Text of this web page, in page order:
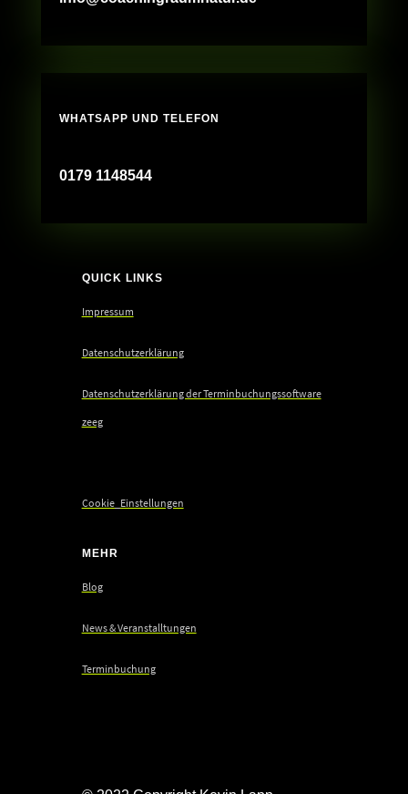
WHATSAPP UND TELEFON
0179 1148544
QUICK LINKS
Impressum
Datenschutzerklärung
Datenschutzerklärung der Terminbuchungssoftware
zeeg
Cookie_Einstellungen
MEHR
Blog
News & Veranstalltungen
Terminbuchung